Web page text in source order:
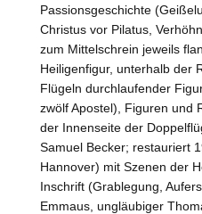
Passionsgeschichte
Christus vor Pilatus,
zum Mittelschrein jeweils
Heiligenfigur, unterhalb der
Flügeln durchlaufender
zwölf Apostel), Figuren und
der Innenseite der
Samuel Becker; restauriert
Hannover) mit Szenen der
Inschrift (Grablegung,
Emmaus, ungläubiger